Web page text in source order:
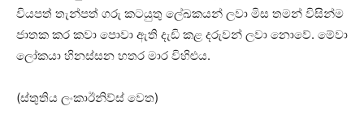
වියපත් තැන්පත් ගරු කටයුතු ලේඛකයන් ලවා මිස තමන් විසින්ම
ජාතක කර කවා පොවා ඇති දැඩි කළ දරුවන් ලවා නොවේ. මේවා
ලෝකයා හිනස්සන හතර මාර විහිළුය.
(ස්තුතිය ලංකාඊනිව්ස් වෙත)